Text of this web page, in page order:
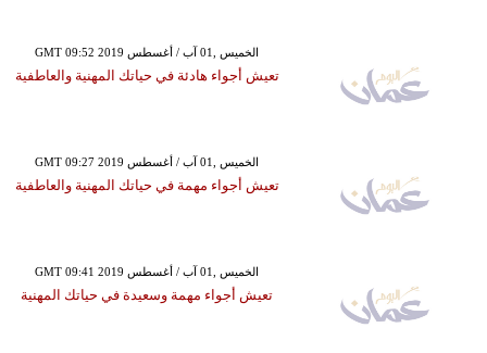
GMT 09:52 2019 الخميس ,01 آب / أغسطس
تعيش أجواء هادئة في حياتك المهنية والعاطفية
GMT 09:27 2019 الخميس ,01 آب / أغسطس
تعيش أجواء مهمة في حياتك المهنية والعاطفية
GMT 09:41 2019 الخميس ,01 آب / أغسطس
تعيش أجواء مهمة وسعيدة في حياتك المهنية